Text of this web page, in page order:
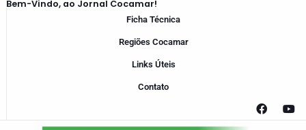
Bem-Vindo, ao Jornal Cocamar!
Ficha Técnica
Regiões Cocamar
Links Úteis
Contato